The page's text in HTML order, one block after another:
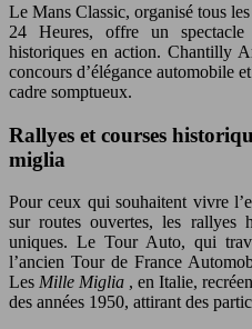
Le Mans Classic, organisé tous
24 Heures, offre un
historiques en action. Chantilly
concours d’élégance automobile
cadre somptueux.
Rallyes et courses
miglia
Pour ceux qui souhaitent vivre
sur routes ouvertes, les rallyes
uniques. Le Tour Auto, qui
l’ancien Tour de France
Les Mille Miglia , en Italie,
des années 1950, attirant des